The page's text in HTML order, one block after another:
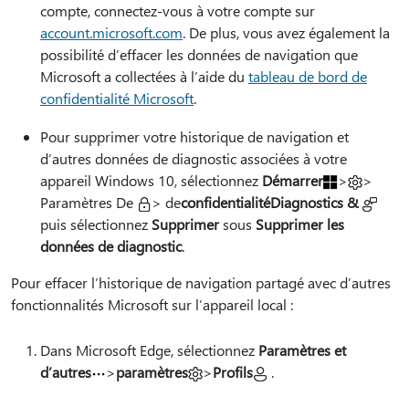
compte, connectez-vous à votre compte sur
account.microsoft.com. De plus, vous avez également la
possibilité d’effacer les données de navigation que
Microsoft a collectées à l’aide du tableau de bord de
confidentialité Microsoft.
Pour supprimer votre historique de navigation et
d’autres données de diagnostic associées à votre
appareil Windows 10, sélectionnez Démarrer >
>
Paramètres De
> deconfidentialitéDiagnostics &
puis sélectionnez Supprimersous Supprimer les
données de diagnostic.
Pour effacer l’historique de navigation partagé avec d’autres
fonctionnalités Microsoft sur l’appareil local :
Dans Microsoft Edge, sélectionnez Paramètres et
d’autres
>paramètres >Profils .